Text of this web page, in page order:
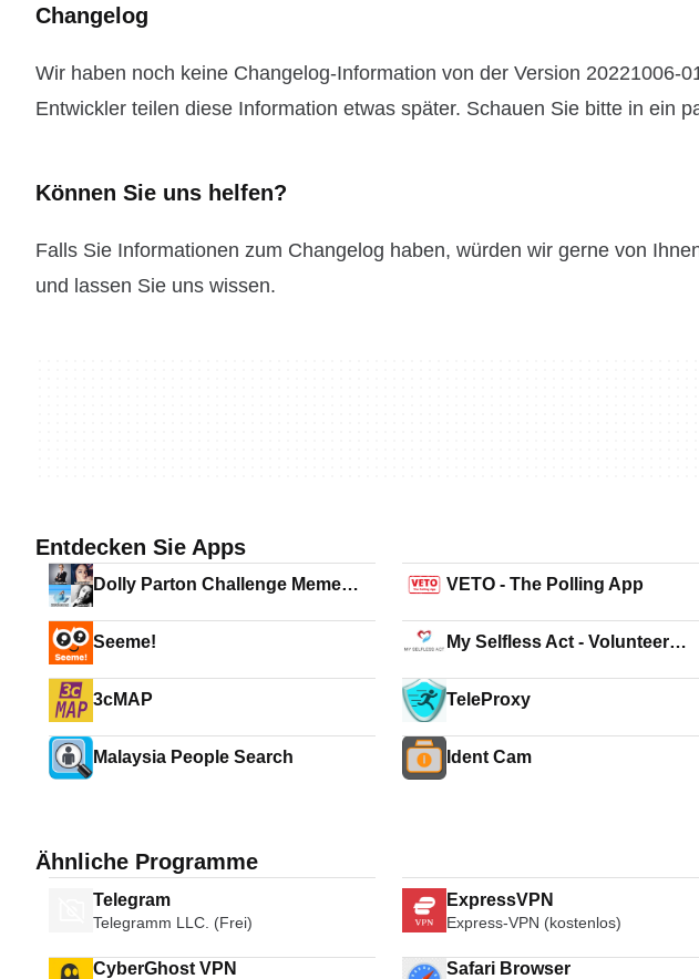
Changelog
Wir haben noch keine Changelog-Information von der Version 20221006-
Entwickler teilen diese Information etwas später. Schauen Sie bitte in ein
Können Sie uns helfen?
Falls Sie Informationen zum Changelog haben, würden wir gerne von
und lassen Sie uns wissen.
Entdecken Sie Apps
Dolly Parton Challenge Meme
VETO - The Polling App
Seeme!
My Selfless Act - Volunteer
3cMAP TeleProxy
Malaysia People Search Ident Cam
Ähnliche Programme
Telegram
Telegramm LLC. (Frei)
ExpressVPN
Express-VPN (kostenlos)
CyberGhost VPN Safari Browser